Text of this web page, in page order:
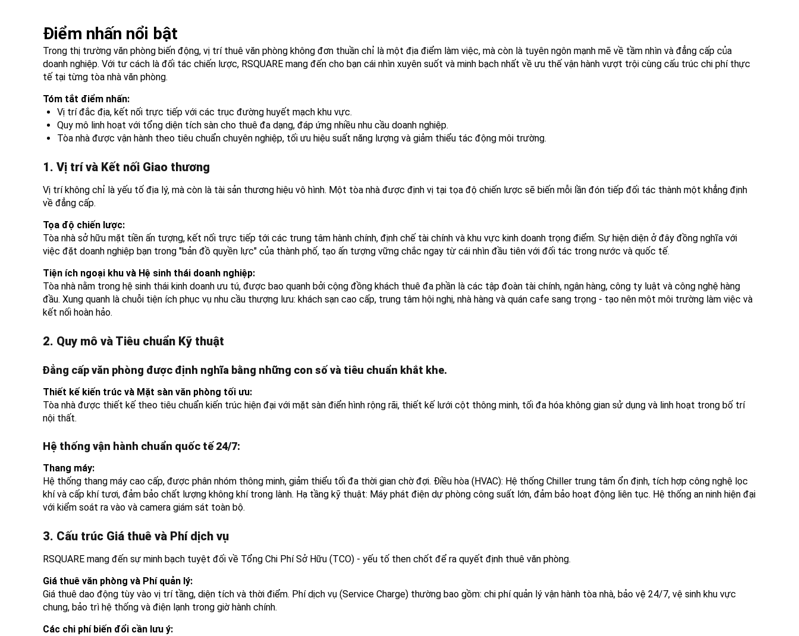
Điểm nhấn nổi bật
Trong thị trường văn phòng biến động, vị trí thuê văn phòng không đơn thuần chỉ là một địa điểm làm việc, mà còn là tuyên ngôn mạnh mẽ về tầm nhìn và đẳng cấp của
doanh nghiệp. Với tư cách là đối tác chiến lược, RSQUARE mang đến cho bạn cái nhìn xuyên suốt và minh bạch nhất về ưu thế vận hành vượt trội cùng cấu trúc chi phí thực
tế tại từng tòa nhà văn phòng.
Tóm tắt điểm nhấn:
Vị trí đắc địa, kết nối trực tiếp với các trục đường huyết mạch khu vực.
Quy mô linh hoạt với tổng diện tích sàn cho thuê đa dạng, đáp ứng nhiều nhu cầu doanh nghiệp.
Tòa nhà được vận hành theo tiêu chuẩn chuyên nghiệp, tối ưu hiệu suất năng lượng và giảm thiểu tác động môi trường.
1. Vị trí và Kết nối Giao thương
Vị trí không chỉ là yếu tố địa lý, mà còn là tài sản thương hiệu vô hình. Một tòa nhà được định vị tại tọa độ chiến lược sẽ biến mỗi lần đón tiếp đối tác thành một khẳng định
về đẳng cấp.
Tọa độ chiến lược:
Tòa nhà sở hữu mặt tiền ấn tượng, kết nối trực tiếp tới các trung tâm hành chính, định chế tài chính và khu vực kinh doanh trọng điểm. Sự hiện diện ở đây đồng nghĩa với
việc đặt doanh nghiệp bạn trong "bản đồ quyền lực" của thành phố, tạo ấn tượng vững chắc ngay từ cái nhìn đầu tiên với đối tác trong nước và quốc tế.
Tiện ích ngoại khu và Hệ sinh thái doanh nghiệp:
Tòa nhà nằm trong hệ sinh thái kinh doanh ưu tú, được bao quanh bởi cộng đồng khách thuê đa phần là các tập đoàn tài chính, ngân hàng, công ty luật và công nghệ hàng
đầu. Xung quanh là chuỗi tiện ích phục vụ nhu cầu thượng lưu: khách sạn cao cấp, trung tâm hội nghị, nhà hàng và quán cafe sang trọng - tạo nên một môi trường làm việc và
kết nối hoàn hảo.
2. Quy mô và Tiêu chuẩn Kỹ thuật
Đẳng cấp văn phòng được định nghĩa bằng những con số và tiêu chuẩn khắt khe.
Thiết kế kiến trúc và Mặt sàn văn phòng tối ưu:
Tòa nhà được thiết kế theo tiêu chuẩn kiến trúc hiện đại với mặt sàn điển hình rộng rãi, thiết kế lưới cột thông minh, tối đa hóa không gian sử dụng và linh hoạt trong bố trí
nội thất.
Hệ thống vận hành chuẩn quốc tế 24/7:
Thang máy:
Hệ thống thang máy cao cấp, được phân nhóm thông minh, giảm thiểu tối đa thời gian chờ đợi. Điều hòa (HVAC): Hệ thống Chiller trung tâm ổn định, tích hợp công nghệ lọc
khí và cấp khí tươi, đảm bảo chất lượng không khí trong lành. Hạ tầng kỹ thuật: Máy phát điện dự phòng công suất lớn, đảm bảo hoạt động liên tục. Hệ thống an ninh hiện đại
với kiểm soát ra vào và camera giám sát toàn bộ.
3. Cấu trúc Giá thuê và Phí dịch vụ
RSQUARE mang đến sự minh bạch tuyệt đối về Tổng Chi Phí Sở Hữu (TCO) - yếu tố then chốt để ra quyết định thuê văn phòng.
Giá thuê văn phòng và Phí quản lý:
Giá thuê dao động tùy vào vị trí tầng, diện tích và thời điểm. Phí dịch vụ (Service Charge) thường bao gồm: chi phí quản lý vận hành tòa nhà, bảo vệ 24/7, vệ sinh khu vực
chung, bảo trì hệ thống và điện lạnh trong giờ hành chính.
Các chi phí biến đổi cần lưu ý: